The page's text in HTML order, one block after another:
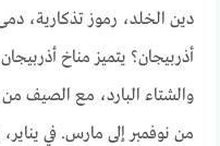
دين الخلد، رموز تذكارية،
أذربيجان؟ يتميز مناخ
والشتاء البارد، مع الصيف من
من نوفمبر إلى مارس. في